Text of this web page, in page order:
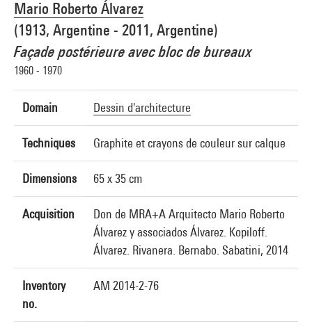
Mario Roberto Álvarez
(1913, Argentine - 2011, Argentine)
Façade postérieure avec bloc de bureaux
1960 - 1970
Domain Dessin d'architecture
Techniques Graphite et crayons de couleur sur calque
Dimensions 65 x 35 cm
Acquisition
Don de MRA+A Arquitecto Mario Roberto
Álvarez y associados Álvarez. Kopiloff.
Álvarez. Rivanera. Bernabo. Sabatini, 2014
Inventory
no.
AM 2014-2-76
Photo credits : Cecilia Laulanne - Centre Pompidou, MNAM-CCI
Image reference : 4Y20142